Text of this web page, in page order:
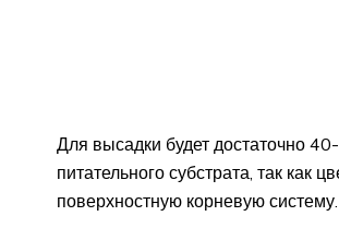
Для высадки будет достаточно
питательного субстрата, так как
поверхностную корневую систему.